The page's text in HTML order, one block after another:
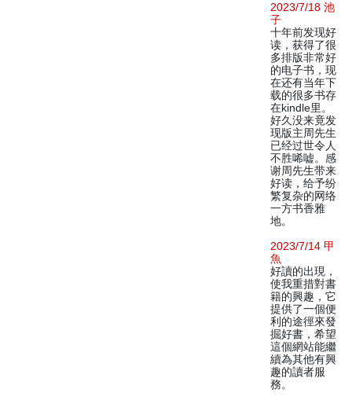
2023/7/18 池
子
十年前发现好
读，获得了很
多排版非常好
的电子书，现
在还有当年下
载的很多书存
在kindle里。
好久没来竟发
现版主周先生
已经过世令人
不胜唏嘘。感
谢周先生带来
好读，给予纷
繁复杂的网络
一方书香雅
地。
2023/7/14 甲
魚
好讀的出現，
使我重措對書
籍的興趣，它
提供了一個便
利的途徑來發
掘好書，希望
這個網站能繼
續為其他有興
趣的讀者服
務。